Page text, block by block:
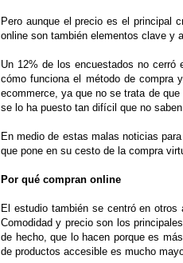
Pero aunque el precio es el principal
online son también elementos clave y
Un 12% de los encuestados no cerró
cómo funciona el método de compra
ecommerce, ya que no se trata de
se lo ha puesto tan difícil que no
En medio de estas malas noticias
que pone en su cesto de la compra
Por qué compran online
El estudio también se centró en
Comodidad y precio son los
de hecho, que lo hacen porque es
de productos accesible es mucho